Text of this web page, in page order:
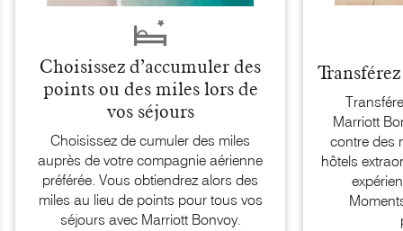
Choisissez d’accumuler des
points ou des miles lors de
vos séjours
Choisissez de cumuler des miles
auprès de votre compagnie aérienne
préférée. Vous obtiendrez alors des
miles au lieu de points pour tous vos
séjours avec Marriott Bonvoy.
Marriott
contre des
hôtels